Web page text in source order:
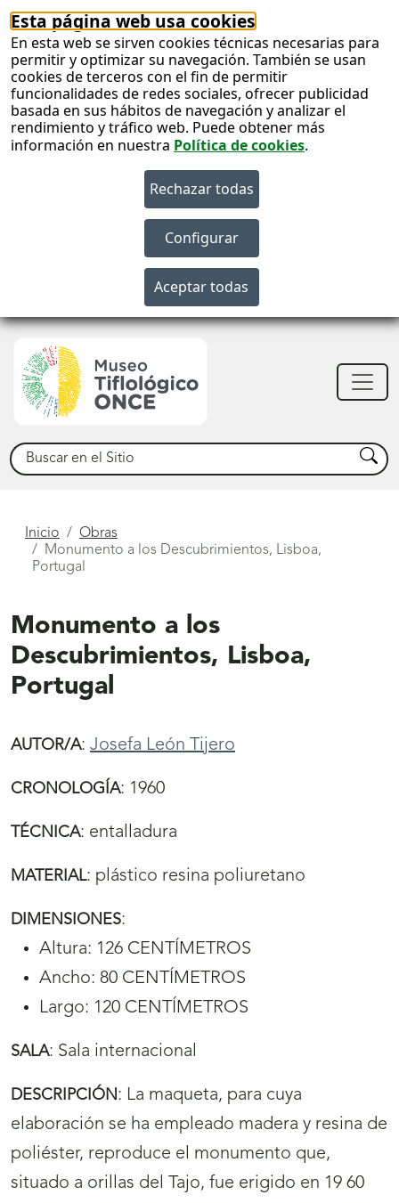
Esta página web usa cookies
En esta web se sirven cookies técnicas necesarias para
permitir y optimizar su navegación. También se usan
cookies de terceros con el fin de permitir
funcionalidades de redes sociales, ofrecer publicidad
basada en sus hábitos de navegación y analizar el
rendimiento y tráfico web. Puede obtener más
información en nuestra Política de cookies.
Buscar Buscar
Está
aquí
Inicio
Obras
Monumento a los Descubrimientos, Lisboa,
Portugal
Monumento a los
Descubrimientos, Lisboa,
Portugal
AUTOR/A: Josefa León Tijero
CRONOLOGÍA: 1960
TÉCNICA: entalladura
MATERIAL: plástico resina poliuretano
DIMENSIONES:
Altura: 126 CENTÍMETROS
Ancho: 80 CENTÍMETROS
Largo: 120 CENTÍMETROS
SALA: Sala internacional
DESCRIPCIÓN: La maqueta, para cuya
elaboración se ha empleado madera y resina de
poliéster, reproduce el monumento que,
situado a orillas del Tajo, fue erigido en 19 60